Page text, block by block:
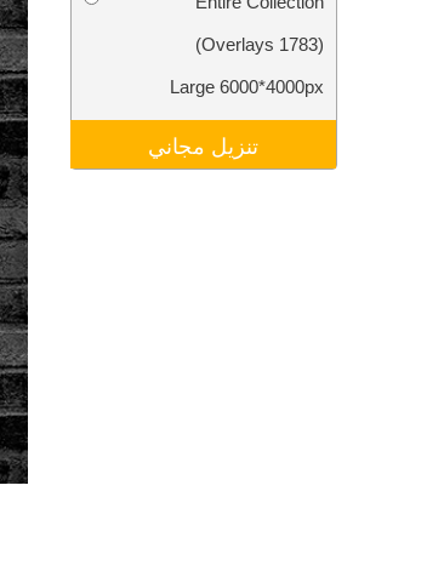
تنقيح المنتجات
(1783 Overlays)
Large 6000*4000px
تنزيل مجاني